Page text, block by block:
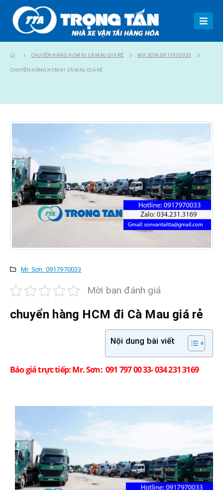
CHUYỂN HÀNG HCM ĐI CÀ MAU GIÁ RẺ MR. SƠN: 0917970033
CHUYỂN HÀNG HCM ĐI CÀ MAU GIÁ RẺ
Mr. Sơn: 0917970033
Mời bạn đánh giá
chuyển hàng HCM đi Cà Mau giá rẻ
Nội dung bài viết
Báo giá trực tiếp: Mr. Sơn: 091 797 00 33- 034 231 3169